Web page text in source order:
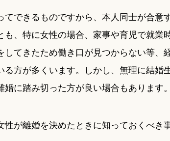
できるものですから、本人同士が合意
、特に女性の場合、家事や育児で就業
てきたため働き口が見つからない等、
方が多くいます。しかし、無理に結婚
に踏み切った方が良い場合もあります。
が離婚を決めたときに知っておくべき